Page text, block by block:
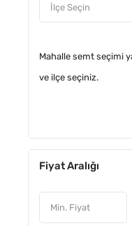
Hastane
Kafe & bar
Restoran
Mahalle semt seçimi
ve ilçe seçiniz.
Fiyat Aralığı